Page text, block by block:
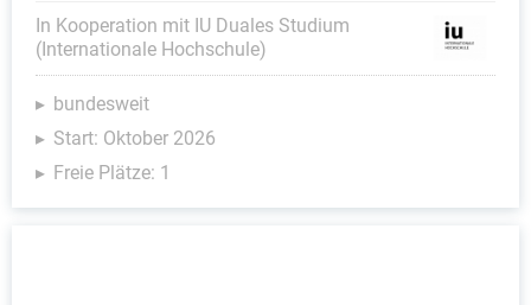
In Kooperation mit IU Duales Studium
(Internationale Hochschule)
bundesweit
Start: Oktober 2026
Freie Plätze: 1